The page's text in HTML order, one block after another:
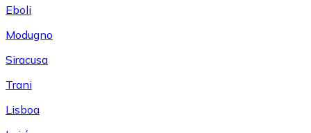
Eboli
Modugno
Siracusa
Trani
Lisboa